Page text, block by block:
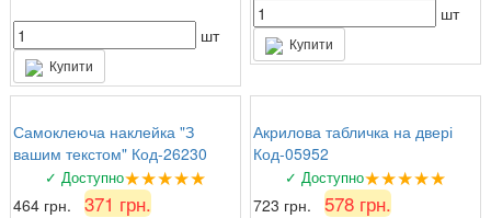
шт
Купити
шт
Купити
Самоклеюча наклейка "З
вашим текстом" Код-26230
✓ Доступно★★★★★
464 грн. 371 грн.
Акрилова табличка на двері
Код-05952
✓ Доступно★★★★★
723 грн. 578 грн.